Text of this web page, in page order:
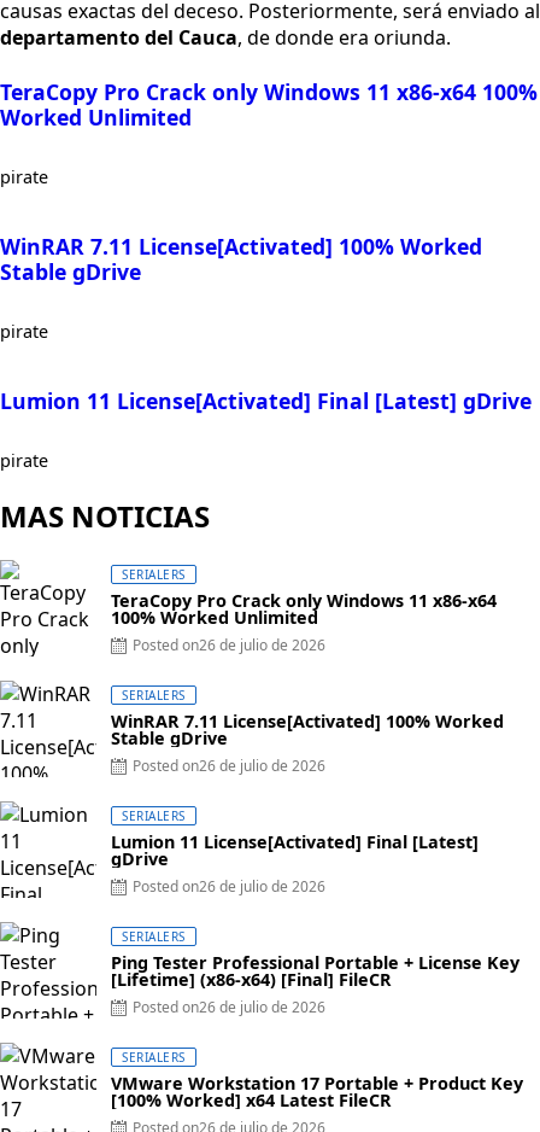
causas exactas del deceso. Posteriormente, será enviado al
departamento del Cauca, de donde era oriunda.
TeraCopy Pro Crack only Windows 11 x86-x64 100%
Worked Unlimited
pirate
WinRAR 7.11 License[Activated] 100% Worked
Stable gDrive
pirate
Lumion 11 License[Activated] Final [Latest] gDrive
pirate
MAS NOTICIAS
SERIALERS
TeraCopy Pro Crack only Windows 11 x86-x64
100% Worked Unlimited
Posted on26 de julio de 2026
SERIALERS
WinRAR 7.11 License[Activated] 100% Worked
Stable gDrive
Posted on26 de julio de 2026
SERIALERS
Lumion 11 License[Activated] Final [Latest]
gDrive
Posted on26 de julio de 2026
SERIALERS
Ping Tester Professional Portable + License Key
[Lifetime] (x86-x64) [Final] FileCR
Posted on26 de julio de 2026
SERIALERS
VMware Workstation 17 Portable + Product Key
[100% Worked] x64 Latest FileCR
Posted on26 de julio de 2026